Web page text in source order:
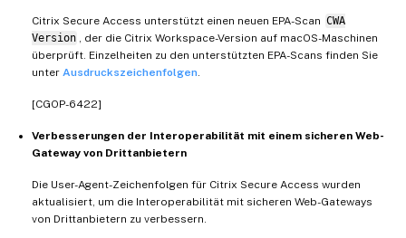
Citrix Secure Access unterstützt einen neuen EPA-Scan CWA
Version
, der die Citrix Workspace-Version auf macOS-Maschinen
überprüft. Einzelheiten zu den unterstützten EPA-Scans finden Sie
unter Ausdruckszeichenfolgen
[CGOP-6422]
Verbesserungen der Interoperabilität mit einem sicheren Web-
Gateway von Drittanbietern
Die User-Agent-Zeichenfolgen für Citrix Secure Access wurden
aktualisiert, um die Interoperabilität mit sicheren Web-Gateways
von Drittanbietern zu verbessern.